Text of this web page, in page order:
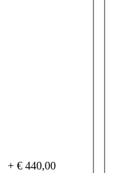
+ € 440,00